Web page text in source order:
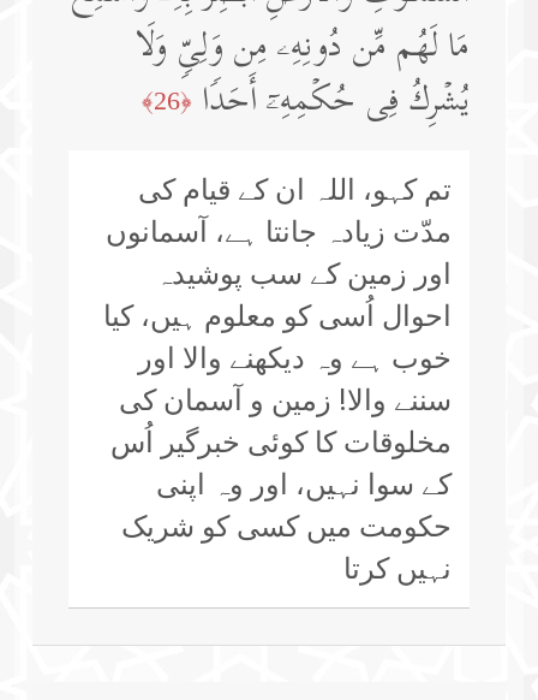
مَا لَهُم مِّن دُونِهِۦ مِن وَلِیࣲّ وَلَا
یُشۡرِكُ فِی حُكۡمِهِۦۤ أَحَدࣰا ﴿26﴾
تم کہو، اللہ ان کے قیام کی
مدّت زیادہ جانتا ہے، آسمانوں
اور زمین کے سب پوشیدہ
احوال اُسی کو معلوم ہیں، کیا
خوب ہے وہ دیکھنے والا اور
سننے والا! زمین و آسمان کی
مخلوقات کا کوئی خبرگیر اُس
کے سوا نہیں، اور وہ اپنی
حکومت میں کسی کو شریک
نہیں کرتا